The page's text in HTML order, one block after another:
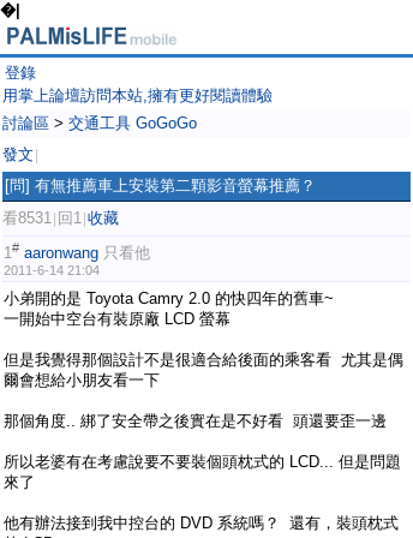
�|
登錄
用掌上論壇訪問本站,擁有更好閱讀體驗
討論區 > 交通工具 GoGoGo
發文
[問] 有無推薦車上安裝第二顆影音螢幕推薦？
看8531 回1 收藏
1# aaronwang 只看他
2011-6-14 21:04
小弟開的是 Toyota Camry 2.0 的快四年的舊車~
一開始中空台有裝原廠 LCD 螢幕
但是我覺得那個設計不是很適合給後面的乘客看 尤其是偶
爾會想給小朋友看一下
那個角度.. 綁了安全帶之後實在是不好看 頭還要歪一邊
所以老婆有在考慮說要不要裝個頭枕式的 LCD... 但是問題
來了
他有辦法接到我中控台的 DVD 系統嗎？ 還有，裝頭枕式